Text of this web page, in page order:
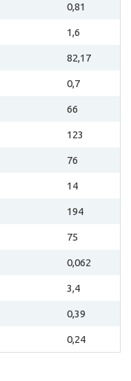
0,81
1,6
82,17
0,7
66
123
76
14
194
75
0,062
3,4
0,39
0,24